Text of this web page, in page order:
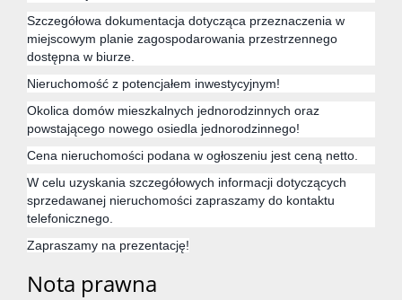
Szczegółowa dokumentacja dotycząca przeznaczenia w
miejscowym planie zagospodarowania przestrzennego
dostępna w biurze.
Nieruchomość z potencjałem inwestycyjnym!
Okolica domów mieszkalnych jednorodzinnych oraz
powstającego nowego osiedla jednorodzinnego!
Cena nieruchomości podana w ogłoszeniu jest ceną netto.
W celu uzyskania szczegółowych informacji dotyczących
sprzedawanej nieruchomości zapraszamy do kontaktu
telefonicznego.
Zapraszamy na prezentację!
Nota prawna